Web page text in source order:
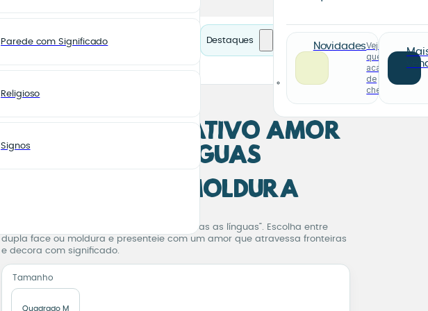
Parede com Significado
Religioso
Signos
Destaques
NovidadesVeja o
que
acabou
de
chegar
Azulejo Decorativo Amor
em Todas as Línguas
Dupla Face ou Moldura
Azulejo 15×15 cm com a frase “Amor em todas as línguas”. Escolha entre
dupla face ou moldura e presenteie com um amor que atravessa fronteiras
e decora com significado.
Tamanho
Quadrado M